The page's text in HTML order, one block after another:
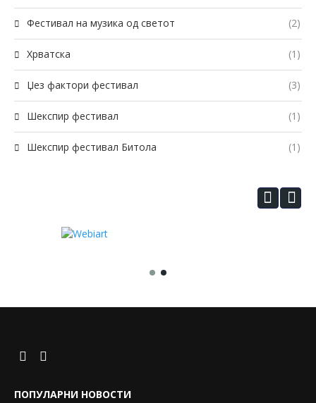
Фестивал на музика од светот (2)
Хрватска (1)
Џез фактори фестивал (3)
Шекспир фестивал (1)
Шекспир фестивал Битола (1)
ПОПУЛАРНИ НОВОСТИ